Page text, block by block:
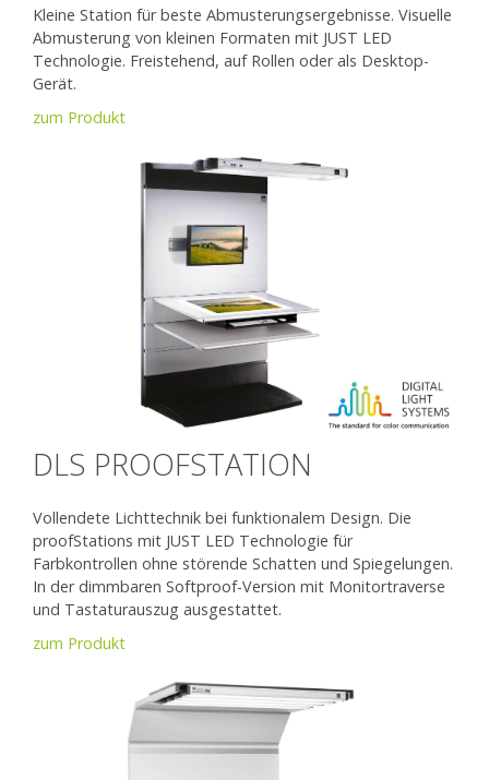
Kleine Station für beste Abmusterungsergebnisse. Visuelle
Abmusterung von kleinen Formaten mit JUST LED
Technologie. Freistehend, auf Rollen oder als Desktop-
Gerät.
zum Produkt
DLS PROOFSTATION
Vollendete Lichttechnik bei funktionalem Design. Die
proofStations mit JUST LED Technologie für
Farbkontrollen ohne störende Schatten und Spiegelungen.
In der dimmbaren Softproof-Version mit Monitortraverse
und Tastaturauszug ausgestattet.
zum Produkt